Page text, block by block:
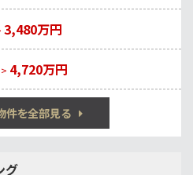
3,480万円
4,720万円
件を全部見る
グ